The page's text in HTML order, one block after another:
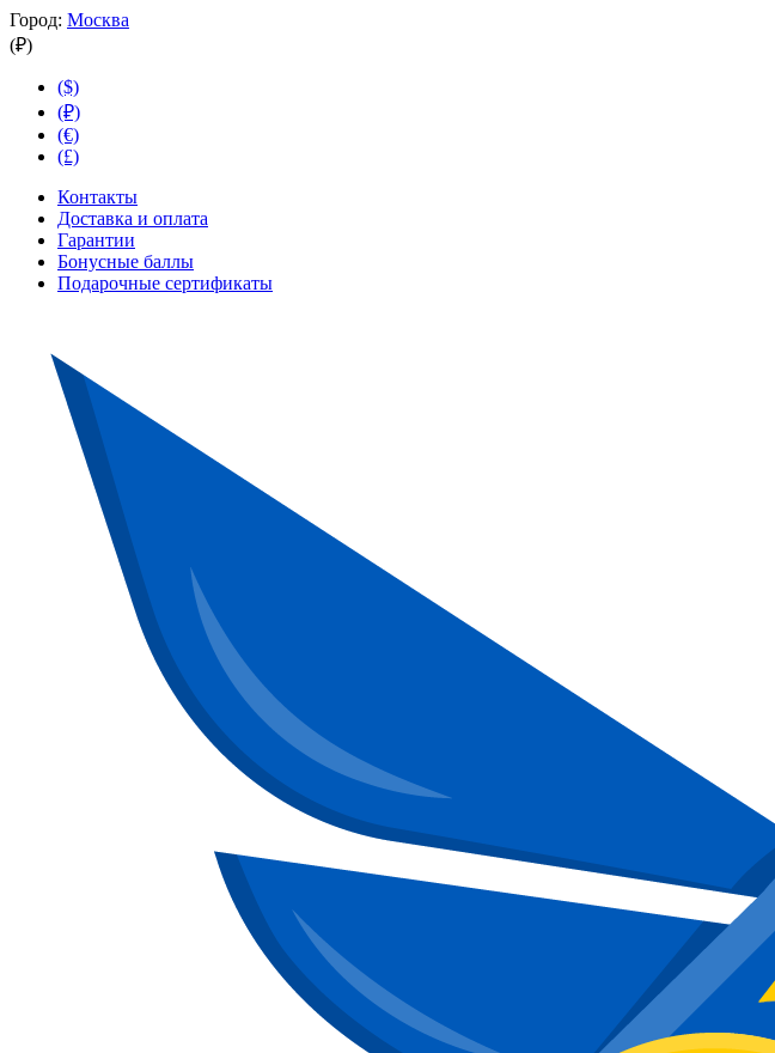
Город: Москва
(₽)
($)
(₽)
(€)
(£)
Контакты
Доставка и оплата
Гарантии
Бонусные баллы
Подарочные сертификаты